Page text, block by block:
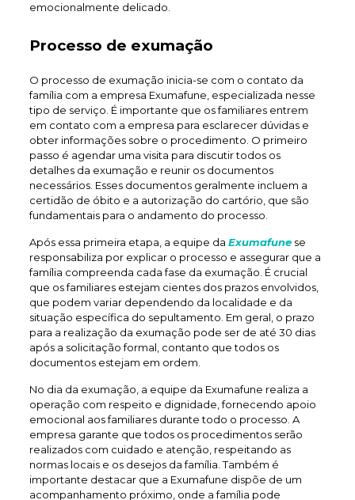
emocionalmente delicado.
Processo de exumação
O processo de exumação inicia-se com o contato da
família com a empresa Exumafune, especializada nesse
tipo de serviço. É importante que os familiares entrem
em contato com a empresa para esclarecer dúvidas e
obter informações sobre o procedimento. O primeiro
passo é agendar uma visita para discutir todos os
detalhes da exumação e reunir os documentos
necessários. Esses documentos geralmente incluem a
certidão de óbito e a autorização do cartório, que são
fundamentais para o andamento do processo.
Após essa primeira etapa, a equipe da Exumafunese
responsabiliza por explicar o processo e assegurar que a
família compreenda cada fase da exumação. É crucial
que os familiares estejam cientes dos prazos envolvidos,
que podem variar dependendo da localidade e da
situação específica do sepultamento. Em geral, o prazo
para a realização da exumação pode ser de até 30 dias
após a solicitação formal, contanto que todos os
documentos estejam em ordem.
No dia da exumação, a equipe da Exumafune realiza a
operação com respeito e dignidade, fornecendo apoio
emocional aos familiares durante todo o processo. A
empresa garante que todos os procedimentos serão
realizados com cuidado e atenção, respeitando as
normas locais e os desejos da família. Também é
importante destacar que a Exumafune dispõe de um
acompanhamento próximo, onde a família pode